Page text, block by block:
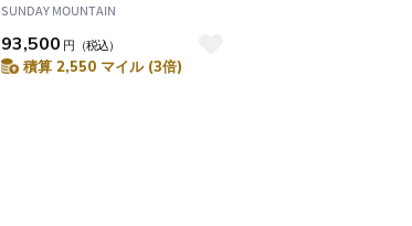
SUNDAY MOUNTAIN
93,500 円 （税込）
積算 2,550 マイル (3倍)